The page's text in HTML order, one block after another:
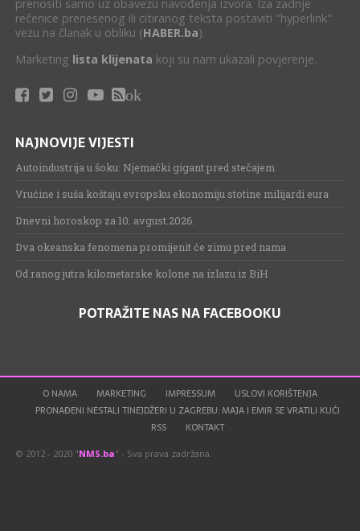
prenositi samo uz obavezu navođenja izvora. Iza zadnje
rečenice prenesenog ili citiranog teksta postaviti "hyperlink"
vezu na članak u obliku (HABER.ba).
Marketing lista klijenata koji su nam ukazali povjerenje.
ok
NAJNOVIJE VIJESTI
Autoindustrija u šoku: Njemački gigant pred stečajem
Vrućine i suša koštaju evropsku ekonomiju stotine milijardi eura
Dnevni horoskop za 10. avgust.2026.
Dva okeanska fenomena promijenit će zimu pred nama
Od ranog jutra kilometarske kolone na izlazu iz BiH
POTRAŽITE NAS NA FACEBOOKU
O NAMA MARKETING IMPRESSUM
USLOVI KORIŠTENJA
PRONAĐENI NESTALI TINEJDŽERI U ZAGREBU: MAJA I EMIR SE VRATILI KUĆI
RSS
KONTAKT
© 2012 - 2020 "NMS.ba" - Sva prava zadržana.